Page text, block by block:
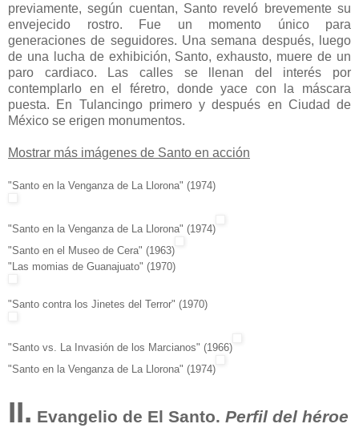
previamente, según cuentan, Santo reveló brevemente su
envejecido rostro. Fue un momento único para
generaciones de seguidores. Una semana después, luego
de una lucha de exhibición, Santo, exhausto, muere de un
paro cardiaco. Las calles se llenan del interés por
contemplarlo en el féretro, donde yace con la máscara
puesta. En Tulancingo primero y después en Ciudad de
México se erigen monumentos.
Mostrar más imágenes de Santo en acción
"Santo en la Venganza de La Llorona" (1974)
"Santo en la Venganza de La Llorona" (1974)
"Santo en el Museo de Cera" (1963)
"Las momias de Guanajuato" (1970)
"Santo contra los Jinetes del Terror" (1970)
"Santo vs. La Invasión de los Marcianos" (1966)
"Santo en la Venganza de La Llorona" (1974)
II. Evangelio de El Santo. Perfil del héroe